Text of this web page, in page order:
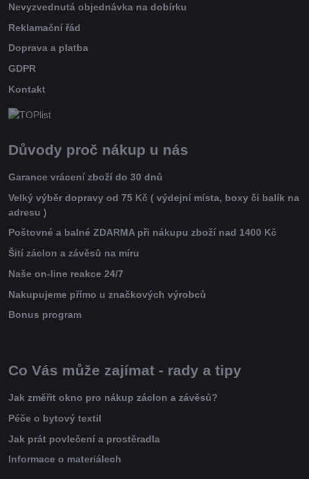
Nevyzvednutá objednávka na dobírku
Reklamační řád
Doprava a platba
GDPR
Kontakt
Důvody proč nákup u nás
Garance vrácení zboží do 30 dnů
Velký výběr dopravy od 75 Kč ( výdejní místa, boxy či balík na
adresu )
Poštovné a balné ZDARMA při nákupu zboží nad 1400 Kč
Šití záclon a závěsů na míru
Naše on-line reakce 24/7
Nakupujeme přímo u značkových výrobců
Bonus program
Co Vás může zajímat - rady a tipy
Jak změřit okno pro nákup záclon a závěsů?
Péče o bytový textil
Jak prát povlečení a prostěradla
Informace o materiálech